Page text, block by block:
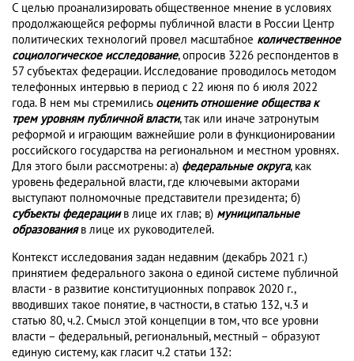
С целью проанализировать общественное мнение в условиях
продолжающейся реформы публичной власти в России Центр
политических технологий провел масштабное количественное
социологическое исследование, опросив 3226 респондентов в
57 субъектах федерации. Исследование проводилось методом
телефонных интервью в период с 22 июня по 6 июля 2022
года. В нем мы стремились оценить отношение общества к
трем уровням публичной власти, так или иначе затронутым
реформой и играющим важнейшие роли в функционировании
российского государства на региональном и местном уровнях.
Для этого были рассмотрены: а) федеральные округа, как
уровень федеральной власти, где ключевыми акторами
выступают полномочные представители президента; б)
субъекты федерациив лице их глав; в) муниципальные
образованияв лице их руководителей.
Контекст исследования задан недавним (декабрь 2021 г.)
принятием федерального закона о единой системе публичной
власти - в развитие конституционных поправок 2020 г.,
вводивших такое понятие, в частности, в статью 132, ч.3 и
статью 80, ч.2. Смысл этой концепции в том, что все уровни
власти – федеральный, региональный, местный – образуют
единую систему, как гласит ч.2 статьи 132: